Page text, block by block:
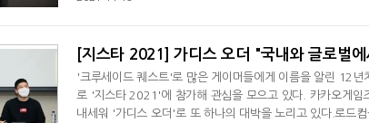
담회를 통해 "회사 설립 후 첫 프로젝트를 준비하고 있다. 매
[지스타 2021] 가디스 오더 "국내와 글로벌
'크루세이드 퀘스트'로 많은 게이머들에게 이름을 알린 12
로 '지스타 2021'에 참가해 관심을 모으고 있다. 카카오게임
내세워 '가디스 오더'로 또 하나의 대박을 노리고 있다.로드